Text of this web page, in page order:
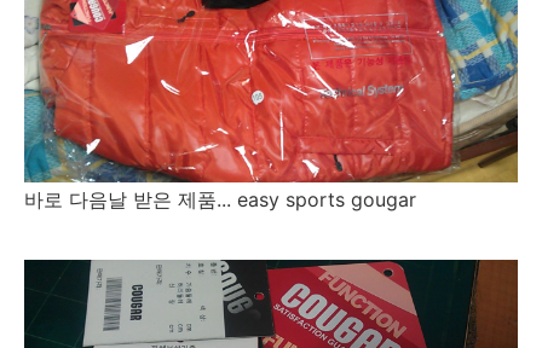
바로 다음날 받은 제품... easy sports gougar